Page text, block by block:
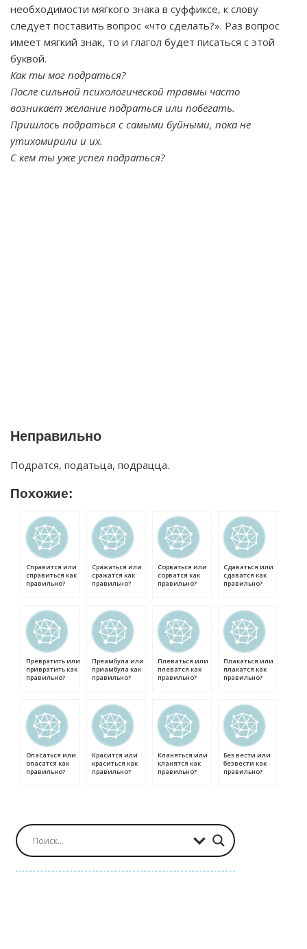
необходимости мягкого знака в суффиксе, к слову
следует поставить вопрос «что сделать?». Раз вопрос
имеет мягкий знак, то и глагол будет писаться с этой
буквой.
Как ты мог подраться?
После сильной психологической травмы часто
возникает желание подраться или побегать.
Пришлось подраться с самыми буйными, пока не
утихомирили и их.
С кем ты уже успел подраться?
Неправильно
Подратся, податьца, подрацца.
Похожие:
Справится или
справиться как
правильно?
Сражаться или
сражатся как
правильно?
Сорваться или
сорватся как
правильно?
Сдаваться или
сдаватся как
правильно?
Превратить или
привратить как
правильно?
Преамбула или
приамбула как
правильно?
Плеваться или
плеватся как
правильно?
Плакаться или
плакатся как
правильно?
Опасаться или
опасатся как
правильно?
Красится или
краситься как
правильно?
Кланяться или
кланятся как
правильно?
Без вести или
безвести как
правильно?